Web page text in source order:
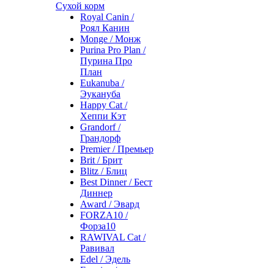
Сухой корм
Royal Canin /
Роял Канин
Monge / Монж
Purina Pro Plan /
Пурина Про
План
Eukanuba /
Эукануба
Happy Cat /
Хеппи Кэт
Grandorf /
Грандорф
Premier / Премьер
Brit / Брит
Blitz / Блиц
Best Dinner / Бест
Диннер
Award / Эвард
FORZA10 /
Форза10
RAWIVAL Cat /
Равивал
Edel / Эдель